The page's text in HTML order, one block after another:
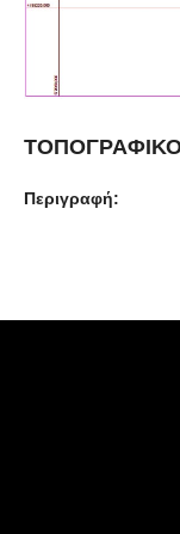
Περιγραφή: